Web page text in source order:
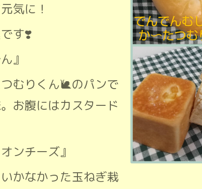
気に！
す❣️
』
むりくん🐌のパンで
お腹にはカスタード
ンチーズ』
かなかった玉ねぎ栽